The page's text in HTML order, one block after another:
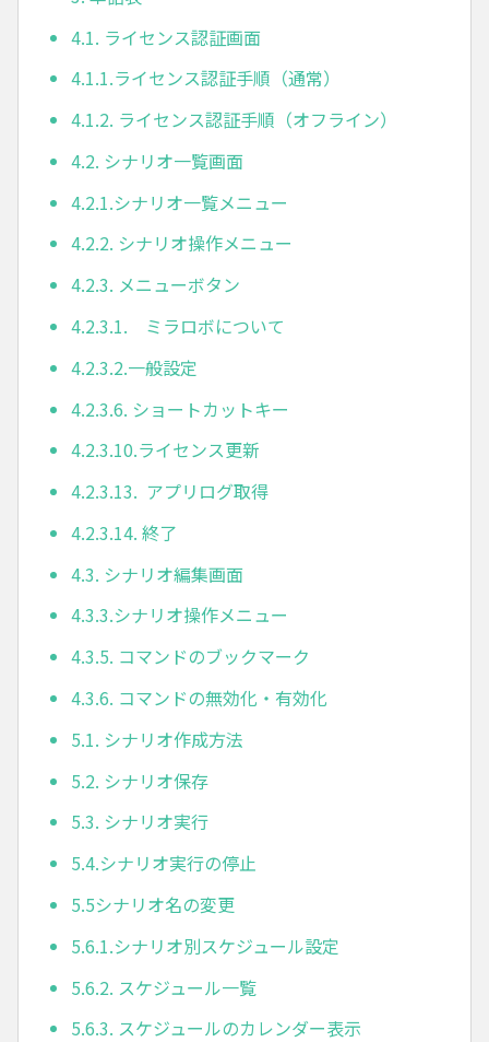
4.1. ライセンス認証画面
4.1.1.ライセンス認証手順（通常）
4.1.2. ライセンス認証手順（オフライン）
4.2. シナリオ一覧画面
4.2.1.シナリオ一覧メニュー
4.2.2. シナリオ操作メニュー
4.2.3. メニューボタン
4.2.3.1. ミラロボについて
4.2.3.2.一般設定
4.2.3.6. ショートカットキー
4.2.3.10.ライセンス更新
4.2.3.13. アプリログ取得
4.2.3.14. 終了
4.3. シナリオ編集画面
4.3.3.シナリオ操作メニュー
4.3.5. コマンドのブックマーク
4.3.6. コマンドの無効化・有効化
5.1. シナリオ作成方法
5.2. シナリオ保存
5.3. シナリオ実行
5.4.シナリオ実行の停止
5.5シナリオ名の変更
5.6.1.シナリオ別スケジュール設定
5.6.2. スケジュール一覧
5.6.3. スケジュールのカレンダー表示